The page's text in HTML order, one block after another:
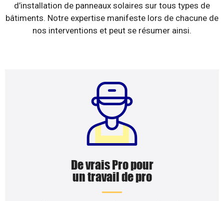
d’installation de panneaux solaires sur tous types de
bâtiments. Notre expertise manifeste lors de chacune de
nos interventions et peut se résumer ainsi.
De vrais Pro pour
un travail de pro